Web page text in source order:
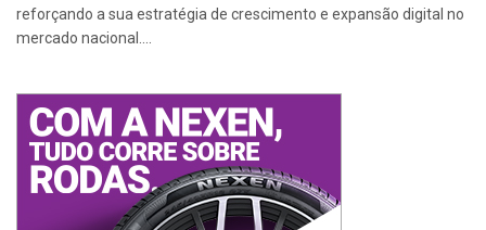
reforçando a sua estratégia de crescimento e expansão digital no
mercado nacional....